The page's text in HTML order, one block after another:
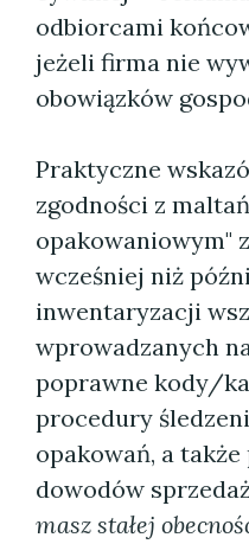
odbiorcami
jeżeli firma nie
obowiązków
Praktyczne
zgodności z
opakowaniowym"
wcześniej niż
inwentaryzacji
wprowadzanych
poprawne kody/
procedury
opakowań, a
dowodów
masz stałej